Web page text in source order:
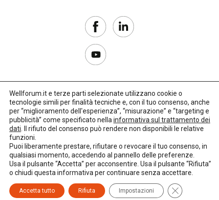
Copyright 2017–2026
Privacy Policy
Credits: LO Studio
Wellforum.it e terze parti selezionate utilizzano cookie o
tecnologie simili per finalità tecniche e, con il tuo consenso, anche
per “miglioramento dell'esperienza”, “misurazione” e “targeting e
pubblicità” come specificato nella informativa sul trattamento dei
dati . Il rifiuto del consenso può rendere non disponibili le relative
funzioni.
Puoi liberamente prestare, rifiutare o revocare il tuo consenso, in
qualsiasi momento, accedendo al pannello delle preferenze.
Usa il pulsante “Accetta” per acconsentire. Usa il pulsante “Rifiuta”
o chiudi questa informativa per continuare senza accettare.
Accetta tutto Rifiuta Impostazioni Close GDPR